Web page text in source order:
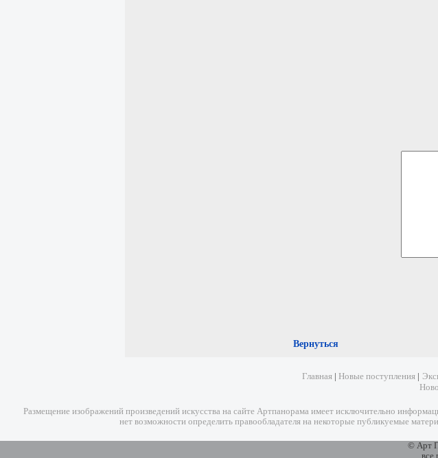
Вернуться
Главная Новые поступления
Размещение изображений произведений искусства на сайте Артпанорама имеет исключительно
нет возможности определить правообладателя на некоторые публикуемые
© Арт
все